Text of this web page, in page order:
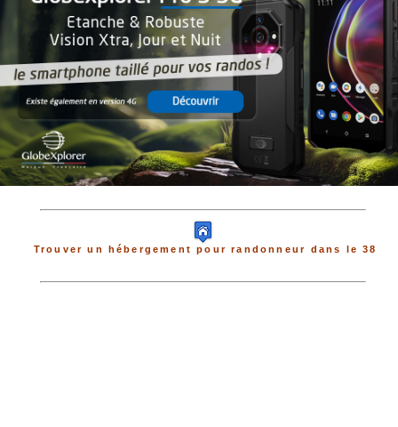
Trouver un hébergement pour randonneur dans le 38